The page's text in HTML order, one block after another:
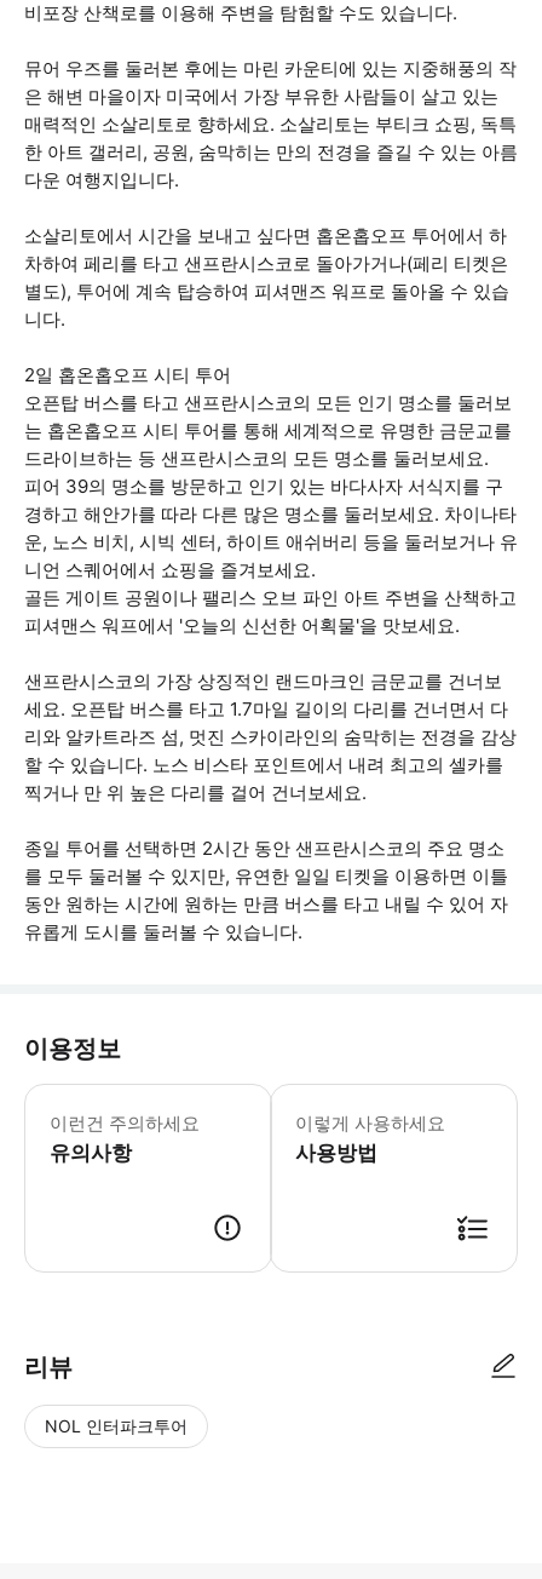
비포장 산책로를 이용해 주변을 탐험할 수도 있습니다.
뮤어 우즈를 둘러본 후에는 마린 카운티에 있는 지중해풍의 작
은 해변 마을이자 미국에서 가장 부유한 사람들이 살고 있는
매력적인 소살리토로 향하세요. 소살리토는 부티크 쇼핑, 독특
한 아트 갤러리, 공원, 숨막히는 만의 전경을 즐길 수 있는 아름
다운 여행지입니다.
소살리토에서 시간을 보내고 싶다면 홉온홉오프 투어에서 하
차하여 페리를 타고 샌프란시스코로 돌아가거나(페리 티켓은
별도), 투어에 계속 탑승하여 피셔맨즈 워프로 돌아올 수 있습
니다.
2일 홉온홉오프 시티 투어
오픈탑 버스를 타고 샌프란시스코의 모든 인기 명소를 둘러보
는 홉온홉오프 시티 투어를 통해 세계적으로 유명한 금문교를
드라이브하는 등 샌프란시스코의 모든 명소를 둘러보세요.
피어 39의 명소를 방문하고 인기 있는 바다사자 서식지를 구
경하고 해안가를 따라 다른 많은 명소를 둘러보세요. 차이나타
운, 노스 비치, 시빅 센터, 하이트 애쉬버리 등을 둘러보거나 유
니언 스퀘어에서 쇼핑을 즐겨보세요.
골든 게이트 공원이나 팰리스 오브 파인 아트 주변을 산책하고
피셔맨스 워프에서 '오늘의 신선한 어획물'을 맛보세요.
샌프란시스코의 가장 상징적인 랜드마크인 금문교를 건너보
세요. 오픈탑 버스를 타고 1.7마일 길이의 다리를 건너면서 다
리와 알카트라즈 섬, 멋진 스카이라인의 숨막히는 전경을 감상
할 수 있습니다. 노스 비스타 포인트에서 내려 최고의 셀카를
찍거나 만 위 높은 다리를 걸어 건너보세요.
종일 투어를 선택하면 2시간 동안 샌프란시스코의 주요 명소
를 모두 둘러볼 수 있지만, 유연한 일일 티켓을 이용하면 이틀
동안 원하는 시간에 원하는 만큼 버스를 타고 내릴 수 있어 자
유롭게 도시를 둘러볼 수 있습니다.
이용정보
이런건 주의하세요
유의사항
투어 티켓에는 뮤어 우즈 입장료
이렇게 사용하세요
사용방법
리뷰
NOL 인터파크투어